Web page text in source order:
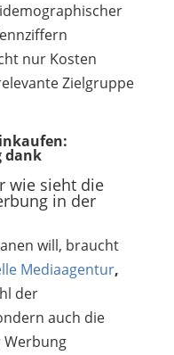
nur Kosten
Zielgruppe
dank
wie sieht die
in der
will, braucht
Mediaagentur,
der
auch die
Werbung